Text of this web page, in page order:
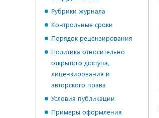
Рубрики журнала
Контрольные сроки
Порядок рецензирования
Политика относительно
открытого доступа,
лицензирования и
авторского права
Условия публикации
Примеры оформления